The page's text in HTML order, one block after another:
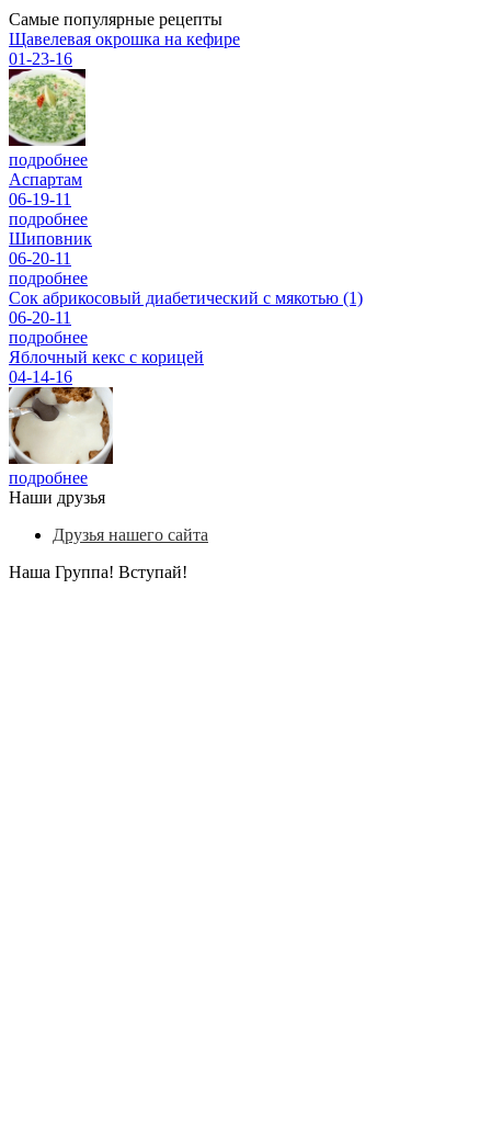
Самые популярные рецепты
Щавелевая окрошка на кефире
01-23-16
подробнее
Аспартам
06-19-11
подробнее
Шиповник
06-20-11
подробнее
Сок абрикосовый диабетический с мякотью (1)
06-20-11
подробнее
Яблочный кекс с корицей
04-14-16
подробнее
Наши друзья
Друзья нашего сайта
Наша Группа! Вступай!